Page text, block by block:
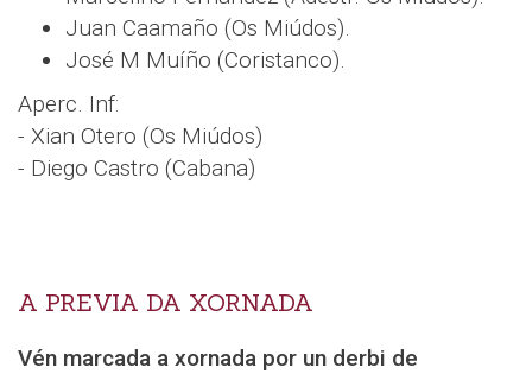
Juan Caamaño (Os Miúdos).
José M Muíño (Coristanco).
Aperc. Inf:
- Xian Otero (Os Miúdos)
- Diego Castro (Cabana)
A PREVIA DA XORNADA
Vén marcada a xornada por un derbi de